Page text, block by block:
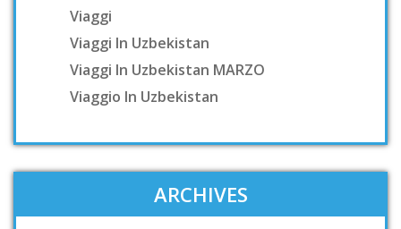
Viaggi
Viaggi In Uzbekistan
Viaggi In Uzbekistan MARZO
Viaggio In Uzbekistan
ARCHIVES